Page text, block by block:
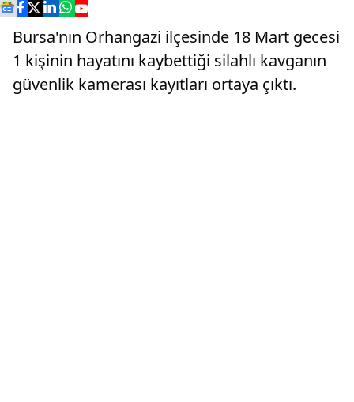
Bursa'nın Orhangazi ilçesinde 18 Mart gecesi
1 kişinin hayatını kaybettiği silahlı kavganın
güvenlik kamerası kayıtları ortaya çıktı.